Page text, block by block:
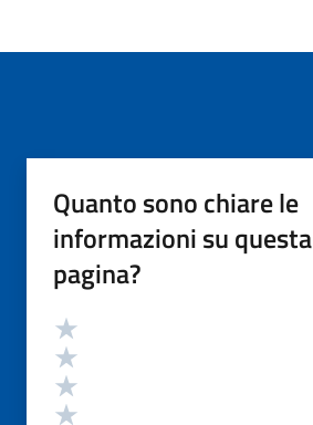
Quanto sono chiare le
informazioni su questa
pagina?
Valutazione